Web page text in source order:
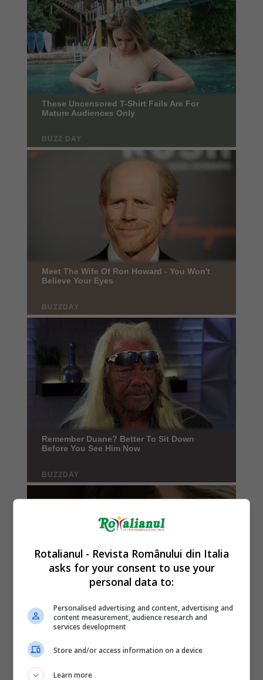
Rotalianul - Revista Românului din Italia
asks for your consent to use your
personal data to:
Personalised advertising and content, advertising and
content measurement, audience research and
services development
Store and/or access information on a device
Learn more